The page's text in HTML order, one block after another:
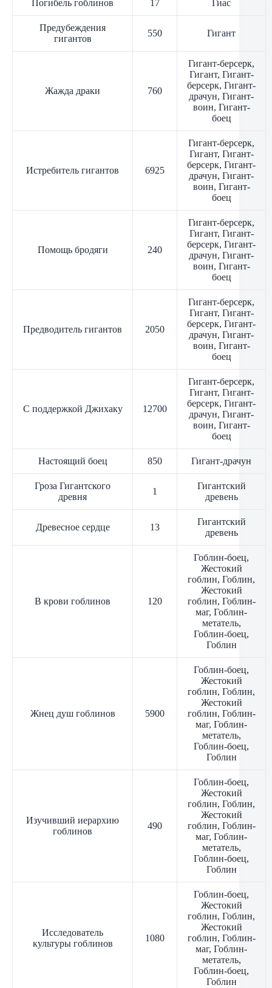
Погибель гоблинов 17 Гиас
Предубеждения
гигантов
550 Гигант
Жажда драки 760
Гигант-берсерк,
Гигант, Гигант-
берсерк, Гигант-
драчун, Гигант-
воин, Гигант-
боец
Истребитель гигантов 6925
Гигант-берсерк,
Гигант, Гигант-
берсерк, Гигант-
драчун, Гигант-
воин, Гигант-
боец
Помощь бродяги 240
Гигант-берсерк,
Гигант, Гигант-
берсерк, Гигант-
драчун, Гигант-
воин, Гигант-
боец
Предводитель гигантов 2050
Гигант-берсерк,
Гигант, Гигант-
берсерк, Гигант-
драчун, Гигант-
воин, Гигант-
боец
С поддержкой Джихаку 12700
Гигант-берсерк,
Гигант, Гигант-
берсерк, Гигант-
драчун, Гигант-
воин, Гигант-
боец
Настоящий боец 850 Гигант-драчун
Гроза Гигантского
древня
1
Гигантский
древень
Древесное сердце 13
Гигантский
древень
В крови гоблинов 120
Гоблин-боец,
Жестокий
гоблин, Гоблин,
Жестокий
гоблин, Гоблин-
маг, Гоблин-
метатель,
Гоблин-боец,
Гоблин
Жнец душ гоблинов 5900
Гоблин-боец,
Жестокий
гоблин, Гоблин,
Жестокий
гоблин, Гоблин-
маг, Гоблин-
метатель,
Гоблин-боец,
Гоблин
Изучивший иерархию
гоблинов
490
Гоблин-боец,
Жестокий
гоблин, Гоблин,
Жестокий
гоблин, Гоблин-
маг, Гоблин-
метатель,
Гоблин-боец,
Гоблин
Исследователь
культуры гоблинов
1080
Гоблин-боец,
Жестокий
гоблин, Гоблин,
Жестокий
гоблин, Гоблин-
маг, Гоблин-
метатель,
Гоблин-боец,
Гоблин